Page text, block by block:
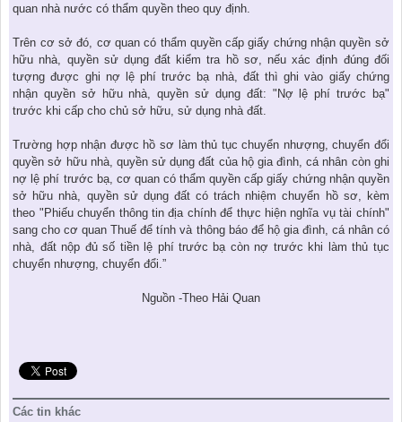
quan nhà nước có thẩm quyền theo quy định.
Trên cơ sở đó, cơ quan có thẩm quyền cấp giấy chứng nhận quyền sở
hữu nhà, quyền sử dụng đất kiểm tra hồ sơ, nếu xác định đúng đối
tượng được ghi nợ lệ phí trước bạ nhà, đất thì ghi vào giấy chứng
nhận quyền sở hữu nhà, quyền sử dụng đất: "Nợ lệ phí trước bạ"
trước khi cấp cho chủ sở hữu, sử dụng nhà đất.
Trường hợp nhận được hồ sơ làm thủ tục chuyển nhượng, chuyển đổi
quyền sở hữu nhà, quyền sử dụng đất của hộ gia đình, cá nhân còn ghi
nợ lệ phí trước bạ, cơ quan có thẩm quyền cấp giấy chứng nhận quyền
sở hữu nhà, quyền sử dụng đất có trách nhiệm chuyển hồ sơ, kèm
theo "Phiếu chuyển thông tin địa chính để thực hiện nghĩa vụ tài chính"
sang cho cơ quan Thuế để tính và thông báo để hộ gia đình, cá nhân có
nhà, đất nộp đủ số tiền lệ phí trước bạ còn nợ trước khi làm thủ tục
chuyển nhượng, chuyển đổi.”
Nguồn -Theo Hải Quan
Các tin khác